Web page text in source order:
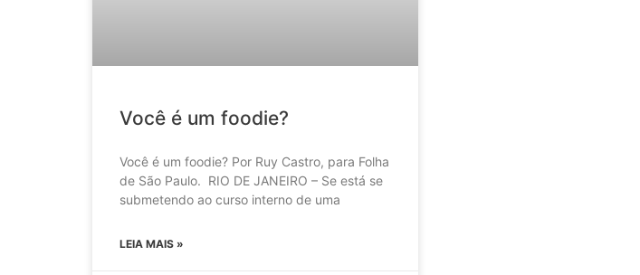
Você é um foodie?
Você é um foodie? Por Ruy Castro, para Folha
de São Paulo. RIO DE JANEIRO – Se está se
submetendo ao curso interno de uma
LEIA MAIS »